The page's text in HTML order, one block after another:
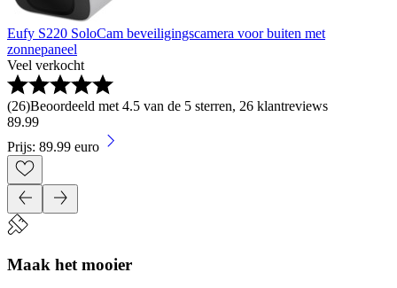
Eufy S220 SoloCam beveiligingscamera voor buiten met
zonnepaneel
Veel verkocht
(26)Beoordeeld met 4.5 van de 5 sterren, 26 klantreviews
89.99
Prijs: 89.99 euro
Maak het mooier